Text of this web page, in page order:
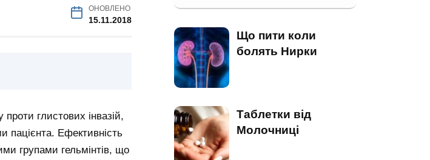
ОНОВЛЕНО
15.11.2018
глистових інвазій,
пацієнта. Ефективність
групами гельмінтів, що
Що пити коли
болять Нирки
Таблетки від
Молочниці